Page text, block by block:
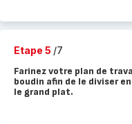
Etape 5 /7
Farinez votre plan de
boudin afin de le diviser
le grand plat.